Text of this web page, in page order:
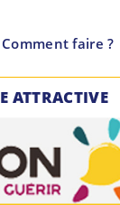
Comment faire ?
ATTRACTIVE